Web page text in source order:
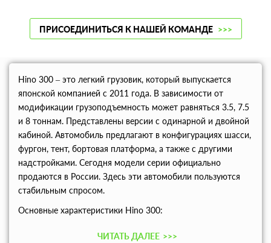
ПРИСОЕДИНИТЬСЯ К НАШЕЙ КОМАНДЕ >>>
Hino 300 – это легкий грузовик, который выпускается
японской компанией с 2011 года. В зависимости от
модификации грузоподъемность может равняться 3.5, 7.5
и 8 тоннам. Представлены версии с одинарной и двойной
кабиной. Автомобиль предлагают в конфигурациях шасси,
фургон, тент, бортовая платформа, а также с другими
надстройками. Сегодня модели серии официально
продаются в России. Здесь эти автомобили пользуются
стабильным спросом.
Основные характеристики Hino 300:
ЧИТАТЬ ДАЛЕЕ >>>